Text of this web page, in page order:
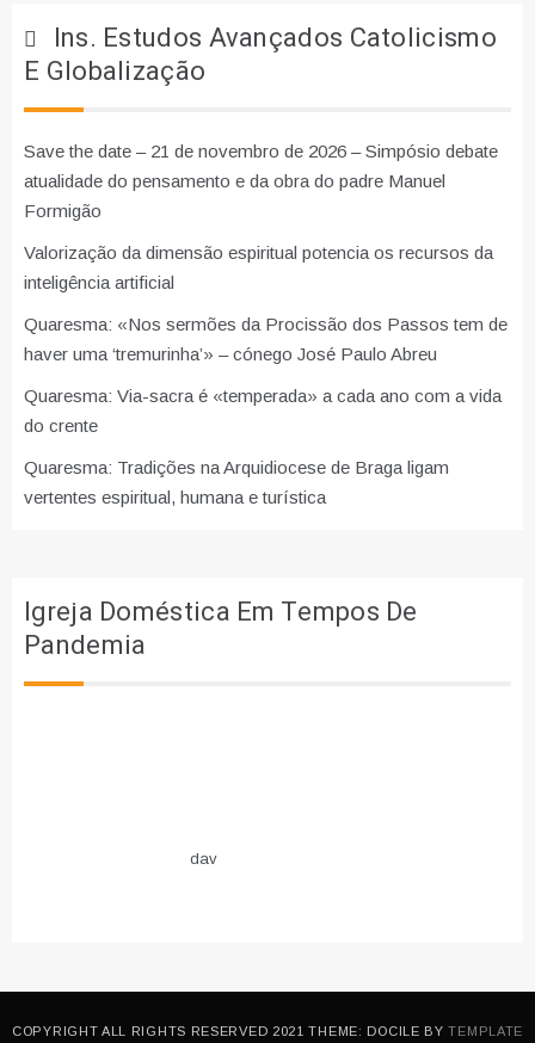
Ins. Estudos Avançados Catolicismo
E Globalização
Save the date – 21 de novembro de 2026 – Simpósio debate
atualidade do pensamento e da obra do padre Manuel
Formigão
Valorização da dimensão espiritual potencia os recursos da
inteligência artificial
Quaresma: «Nos sermões da Procissão dos Passos tem de
haver uma ‘tremurinha’» – cónego José Paulo Abreu
Quaresma: Via-sacra é «temperada» a cada ano com a vida
do crente
Quaresma: Tradições na Arquidiocese de Braga ligam
vertentes espiritual, humana e turística
Igreja Doméstica Em Tempos De
Pandemia
dav
COPYRIGHT ALL RIGHTS RESERVED 2021 THEME: DOCILE BYTEMPLATE